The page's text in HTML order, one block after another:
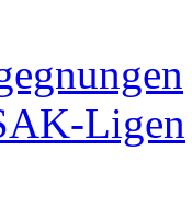
Ligen